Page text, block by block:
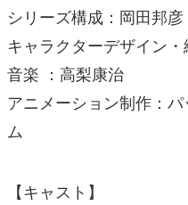
シリーズ構成：岡田邦彦
キャラクターデザイン
音楽 ：高梨康治
アニメーション制作：
ム
【キャスト】